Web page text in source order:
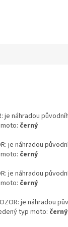
je náhradou
černý
je náhradou
černý
je náhradou
černý
je náhradou
typ moto: černý